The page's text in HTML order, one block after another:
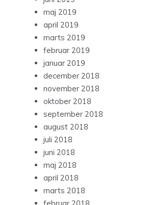
maj 2019
april 2019
marts 2019
februar 2019
januar 2019
december 2018
november 2018
oktober 2018
september 2018
august 2018
juli 2018
juni 2018
maj 2018
april 2018
marts 2018